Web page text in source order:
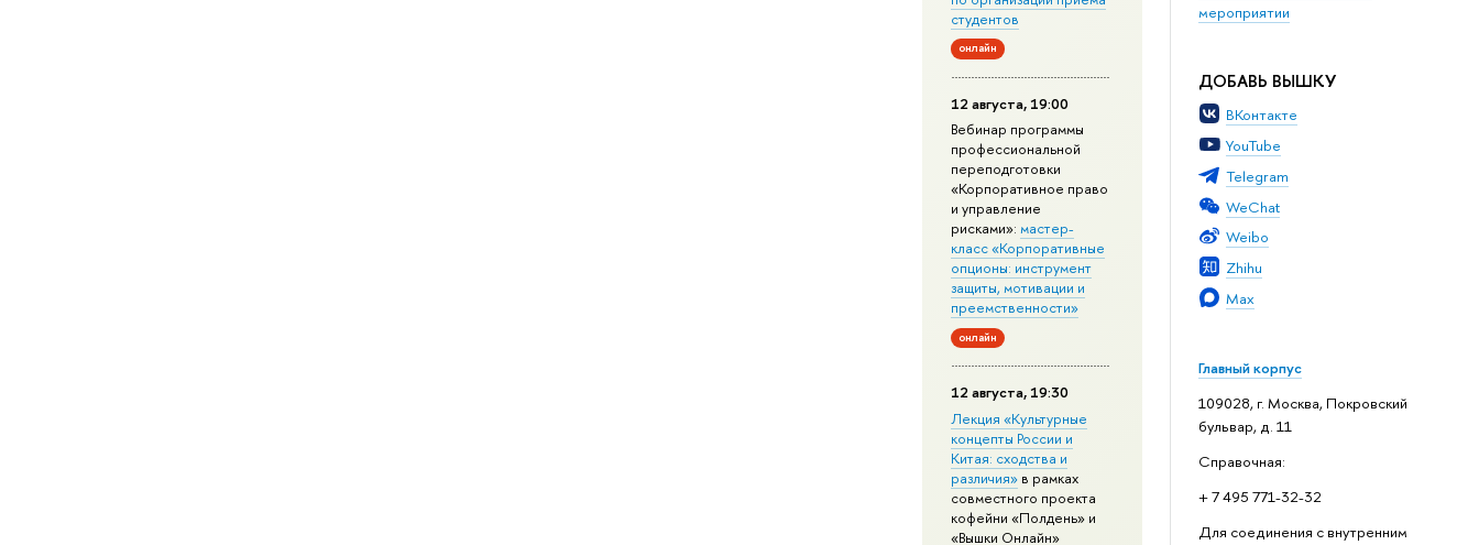
мероприятии
ДОБАВЬ ВЫШКУ
ВКонтакте
YouTube
Telegram
WeChat
Weibo
Zhihu
Max
Главный корпус
109028, г. Москва, Покровский
бульвар, д. 11
Справочная:
+ 7 495 771-32-32
Для соединения с внутренним
студентов
онлайн
12 августа, 19:00
Вебинар программы
профессиональной
переподготовки
«Корпоративное право
и управление
рисками»: мастер-
класс «Корпоративные
опционы: инструмент
защиты, мотивации и
преемственности»
онлайн
12 августа, 19:30
Лекция «Культурные
концепты России и
Китая: сходства и
различия»в рамках
совместного проекта
кофейни «Полдень» и
«Вышки Онлайн»